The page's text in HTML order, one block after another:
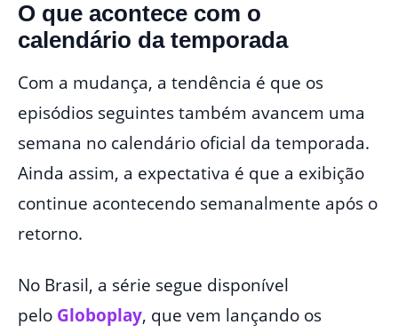
O que acontece com o
calendário da temporada
Com a mudança, a tendência é que os
episódios seguintes também avancem uma
semana no calendário oficial da temporada.
Ainda assim, a expectativa é que a exibição
continue acontecendo semanalmente após o
retorno.
No Brasil, a série segue disponível
pelo Globoplay, que vem lançando os